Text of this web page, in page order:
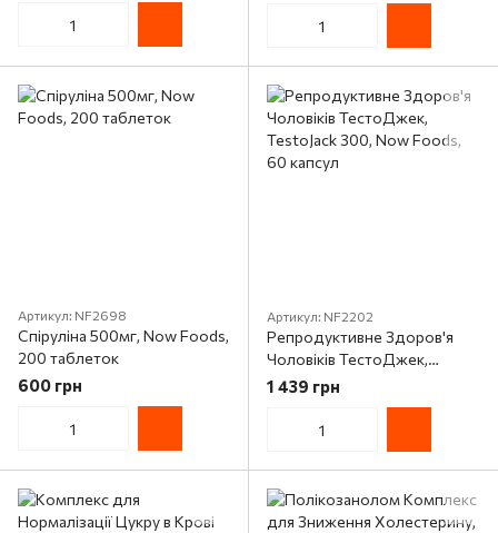
Артикул: NF2698
Спіруліна 500мг, Now Foods,
200 таблеток
600 грн
Артикул: NF2202
Репродуктивне Здоров'я
Чоловіків ТестоДжек,
TestoJack 300, Now Foods,
1 439 грн